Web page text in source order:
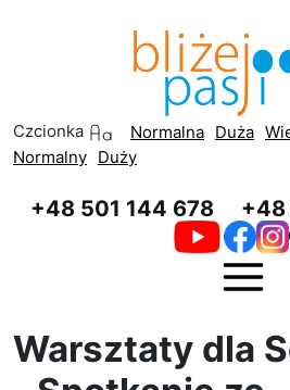
Czcionka Normalna Duża
Normalny Duży
+48 501 144 678 +48
Warsztaty dla